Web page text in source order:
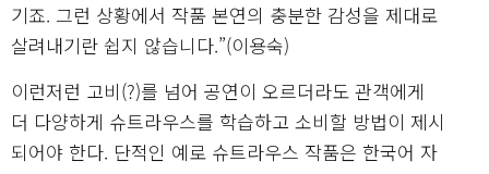
기죠. 그런 상황에서 작품 본연의 충분한 감성을 제대로
살려내기란 쉽지 않습니다.”(이용숙)
이런저런 고비(?)를 넘어 공연이 오르더라도 관객에게
더 다양하게 슈트라우스를 학습하고 소비할 방법이 제시
되어야 한다. 단적인 예로 슈트라우스 작품은 한국어 자